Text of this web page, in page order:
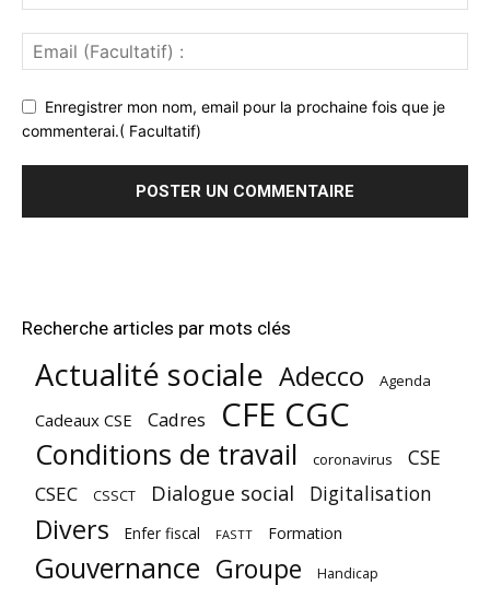
Enregistrer mon nom, email pour la prochaine fois que je
commenterai.( Facultatif)
Recherche articles par mots clés
Actualité sociale Adecco Agenda
Cadeaux CSE Cadres CFE CGC
Conditions de travail coronavirus CSE
CSEC CSSCT Dialogue social Digitalisation
Divers Enfer fiscal FASTT Formation
Gouvernance Groupe Handicap